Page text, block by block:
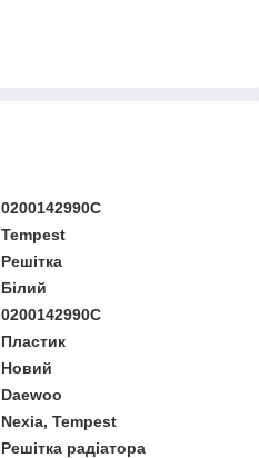
0200142990C
Tempest
Решітка
Білий
0200142990C
Пластик
Новий
Daewoo
Nexia, Tempest
Решітка радіатора